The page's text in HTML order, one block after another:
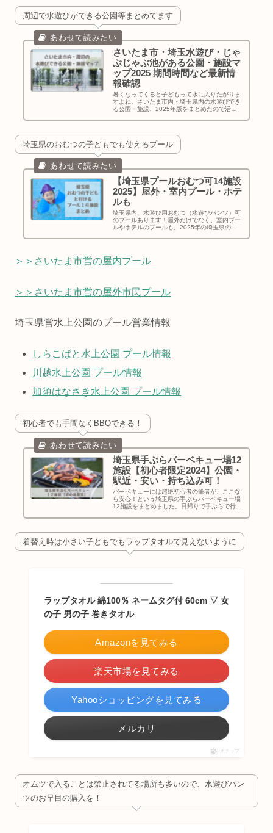
周辺で水遊びができる公園等まとめてます
さいたま市・埼玉水遊び・じゃ
ぶじゃぶ池がある公園・施設マ
ップ2025 期間時間など最新情
報確認
暑くなってくると子どもって水に入りたがりま
すよね。さいたま市内・埼玉県内の水遊びでき
る公園・施設、2025年版をまとめたので活用
埼玉県のおむつの子どもでも使えるプール
【埼玉県プールおむつ可14施設
2025】屋外・室内プール・ホテ
ルも
埼玉県内、水遊び用おむつ（水遊びパンツ）可
のプールあります！屋外だけでなく、室内プー
ルやホテルのプールも。2025年の埼玉県のお
＞＞さいたま市営の屋内プール
＞＞さいたま市営の屋外市民プール
埼玉県営水上公園のプール営業情報
しらこばと水上公園 プール情報
川越水上公園 プール情報
加須はなさき水上公園 プール情報
初心者でも手間なくBBQできる！
埼玉県手ぶらバーベキュー場12
施設【初心者限定2024】公園・
駅近・安い・持ち込み可！
バーベキューには超絶初心者の筆者が、ここな
ら安心！という埼玉県の手ぶらバーベキュー場
12施設をまとめました。日帰りで手ぶらで行け
ち込み可で、安いところ・・・楽しい週末計画
着替え時は小さい子どもでもラップタオルで見えないように
ラップタオル 綿100％ ネームタグ付 60cm ▽ 女
の子 男の子 巻きタオル
Amazonを見てみる
楽天市場を見てみる
Yahooショッピングを見てみる
メルカリ
ポチップ
オムツで入ることは禁止されてる場所も多いので、水遊びパン
ツのお早目の購入を！